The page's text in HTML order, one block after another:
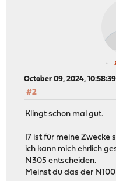
October 09, 2024,
#2
Klingt schon mal gut.
I7 ist für meine Zwecke
ich kann mich ehrlich
N305 entscheiden.
Meinst du das der